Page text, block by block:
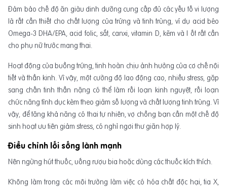
Đảm bảo chế độ ăn giàu dinh dưỡng cung cấp đủ các yếu tố vi lượng
là rất cần thiết cho chất lượng của trứng và tinh trùng, ví dụ acid béo
Omega-3 DHA/EPA, acid folic, sắt, canxi, vitamin D, kẽm và I ốt rất cần
cho phụ nữ trước mang thai.
Hoạt động của buồng trứng, tinh hoàn chịu ảnh hưởng của cơ chế nội
tiết và thần kinh. Vì vậy, một cường độ lao động cao, nhiều stress, gặp
sang chấn tinh thần nặng có thể làm rối loạn kinh nguyệt, rối loạn
chức năng tình dục kèm theo giảm số lượng và chất lượng tinh trùng. Vì
vậy, để tăng khả năng có thai tự nhiên, vợ chồng bạn cần một chế độ
sinh hoạt ưu tiên giảm stress, có nghỉ ngơi thư giãn hợp lý.
Điều chỉnh lối sống lành mạnh
Nên ngừng hút thuốc, uống rượu bia hoặc dùng các thuốc kích thích.
Không làm trong các môi trường làm việc có hóa chất độc hại, tia X,